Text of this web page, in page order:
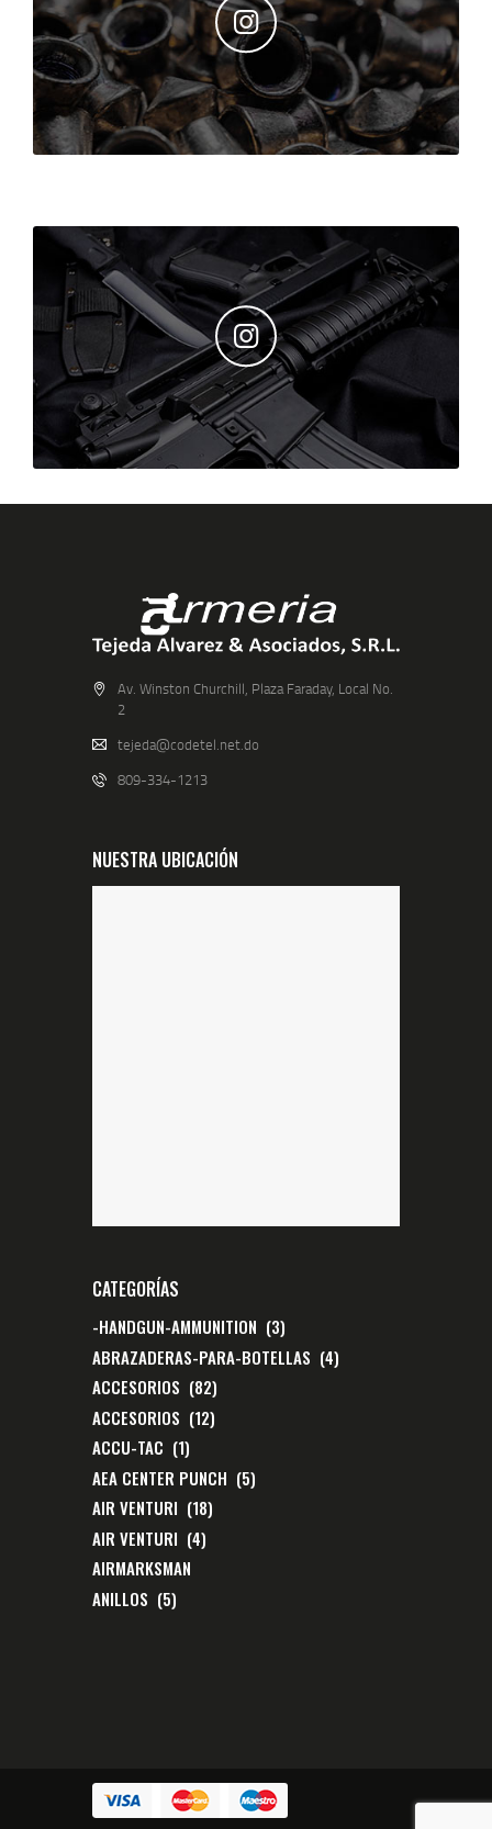
Av. Winston Churchill, Plaza Faraday, Local No.
2
tejeda@codetel.net.do
809-334-1213
NUESTRA UBICACIÓN
CATEGORÍAS
-HANDGUN-AMMUNITION (3)
ABRAZADERAS-PARA-BOTELLAS (4)
ACCESORIOS (82)
ACCESORIOS (12)
ACCU-TAC (1)
AEA CENTER PUNCH (5)
AIR VENTURI (18)
AIR VENTURI (4)
AIRMARKSMAN
ANILLOS (5)